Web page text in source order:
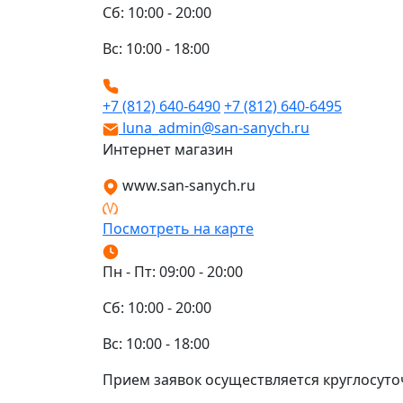
Сб: 10:00 - 20:00
Вс: 10:00 - 18:00
+7 (812) 640-6490+7 (812) 640-6495
luna_admin@san-sanych.ru
Интернет магазин
www.san-sanych.ru
Посмотреть на карте
Пн - Пт: 09:00 - 20:00
Сб: 10:00 - 20:00
Вс: 10:00 - 18:00
Прием заявок осуществляется